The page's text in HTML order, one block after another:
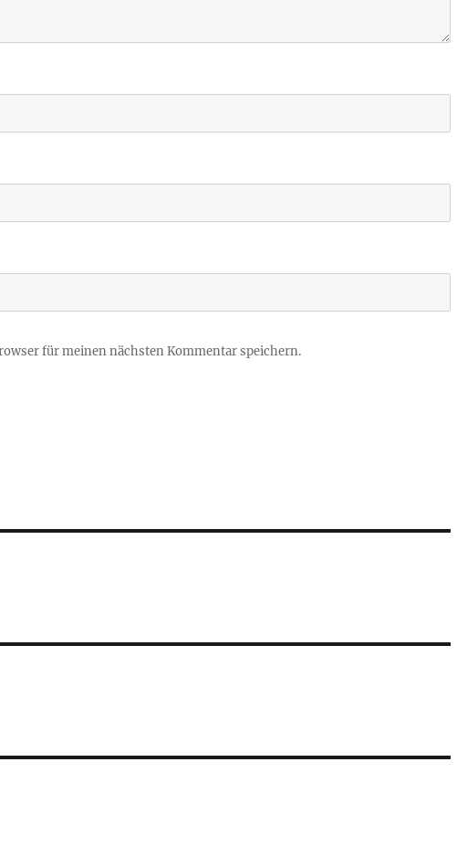
für meinen nächsten Kommentar speichern.